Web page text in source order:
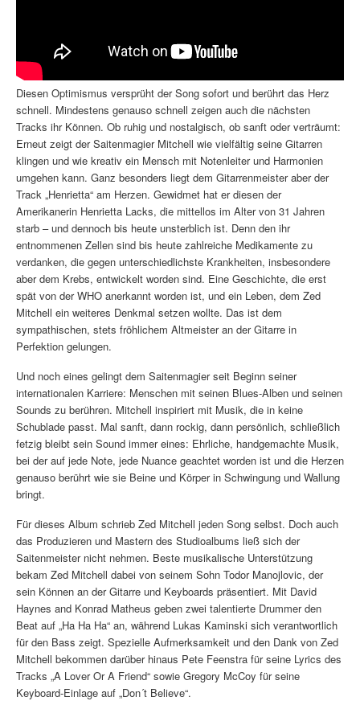
Diesen Optimismus versprüht der Song sofort und berührt das Herz
schnell. Mindestens genauso schnell zeigen auch die nächsten
Tracks ihr Können. Ob ruhig und nostalgisch, ob sanft oder verträumt:
Erneut zeigt der Saitenmagier Mitchell wie vielfältig seine Gitarren
klingen und wie kreativ ein Mensch mit Notenleiter und Harmonien
umgehen kann. Ganz besonders liegt dem Gitarrenmeister aber der
Track „Henrietta“ am Herzen. Gewidmet hat er diesen der
Amerikanerin Henrietta Lacks, die mittellos im Alter von 31 Jahren
starb – und dennoch bis heute unsterblich ist. Denn den ihr
entnommenen Zellen sind bis heute zahlreiche Medikamente zu
verdanken, die gegen unterschiedlichste Krankheiten, insbesondere
aber dem Krebs, entwickelt worden sind. Eine Geschichte, die erst
spät von der WHO anerkannt worden ist, und ein Leben, dem Zed
Mitchell ein weiteres Denkmal setzen wollte. Das ist dem
sympathischen, stets fröhlichem Altmeister an der Gitarre in
Perfektion gelungen.
Und noch eines gelingt dem Saitenmagier seit Beginn seiner
internationalen Karriere: Menschen mit seinen Blues-Alben und seinen
Sounds zu berühren. Mitchell inspiriert mit Musik, die in keine
Schublade passt. Mal sanft, dann rockig, dann persönlich, schließlich
fetzig bleibt sein Sound immer eines: Ehrliche, handgemachte Musik,
bei der auf jede Note, jede Nuance geachtet worden ist und die Herzen
genauso berührt wie sie Beine und Körper in Schwingung und Wallung
bringt.
Für dieses Album schrieb Zed Mitchell jeden Song selbst. Doch auch
das Produzieren und Mastern des Studioalbums ließ sich der
Saitenmeister nicht nehmen. Beste musikalische Unterstützung
bekam Zed Mitchell dabei von seinem Sohn Todor Manojlovic, der
sein Können an der Gitarre und Keyboards präsentiert. Mit David
Haynes and Konrad Matheus geben zwei talentierte Drummer den
Beat auf „Ha Ha Ha“ an, während Lukas Kaminski sich verantwortlich
für den Bass zeigt. Spezielle Aufmerksamkeit und den Dank von Zed
Mitchell bekommen darüber hinaus Pete Feenstra für seine Lyrics des
Tracks „A Lover Or A Friend“ sowie Gregory McCoy für seine
Keyboard-Einlage auf „Don´t Believe“.